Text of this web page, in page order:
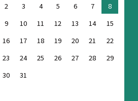
2
3 4 5 6 7
8
9
10 11 12 13 14
15
16
17 18 19 20 21
22
23
24 25 26 27 28
29
30
31